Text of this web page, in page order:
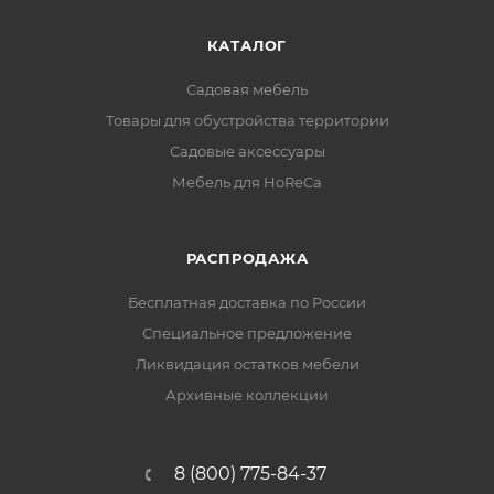
КАТАЛОГ
Садовая мебель
Товары для обустройства территории
Садовые аксессуары
Мебель для HoReCa
РАСПРОДАЖА
Бесплатная доставка по России
Специальное предложение
Ликвидация остатков мебели
Архивные коллекции
8 (800) 775-84-37